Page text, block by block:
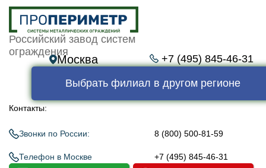
Российский завод систем
ограждения
Москва +7 (495) 845-46-31
Выбрать филиал в другом регионе
Контакты:
Звонки по России: 8 (800) 500-81-59
Телефон в Москве +7 (495) 845-46-31